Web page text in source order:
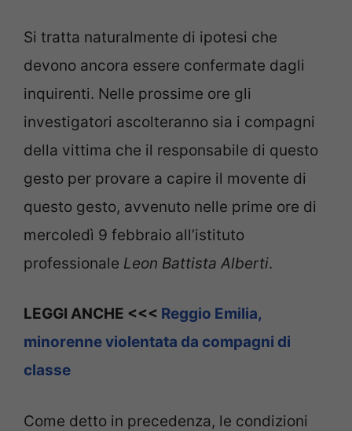
Si tratta naturalmente di ipotesi che
devono ancora essere confermate dagli
inquirenti. Nelle prossime ore gli
investigatori ascolteranno sia i compagni
della vittima che il responsabile di questo
gesto per provare a capire il movente di
questo gesto, avvenuto nelle prime ore di
mercoledì 9 febbraio all’istituto
professionale Leon Battista Alberti.
LEGGI ANCHE <<< Reggio Emilia,
minorenne violentata da compagni di
classe
Come detto in precedenza, le condizioni